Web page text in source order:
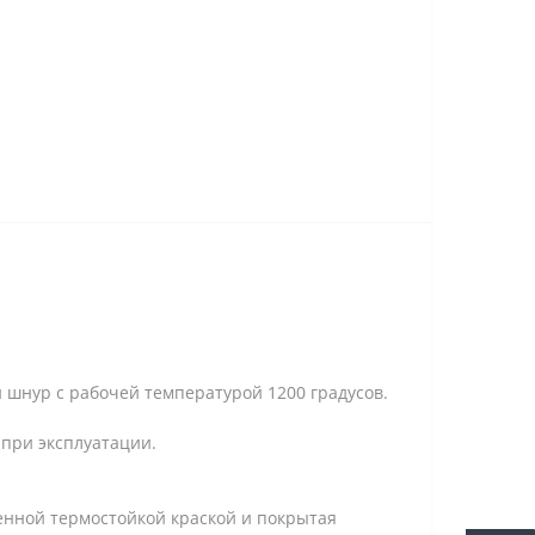
с рабочей температурой 1200 градусов.
эксплуатации.
термостойкой краской и покрытая